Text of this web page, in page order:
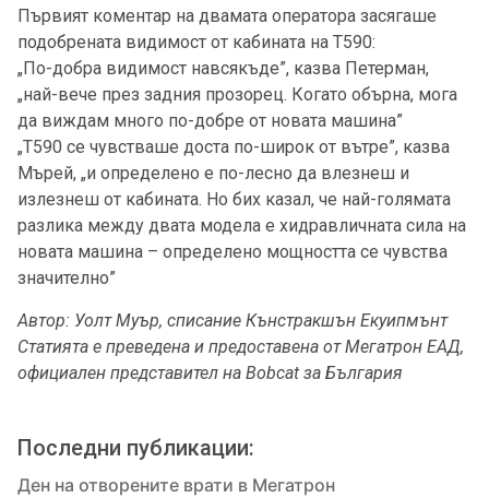
Първият коментар на двамата оператора засягаше
подобрената видимост от кабината на Т590:
„По-добра видимост навсякъде”, казва Петерман,
„най-вече през задния прозорец. Когато обърна, мога
да виждам много по-добре от новата машина”
„Т590 се чувстваше доста по-широк от вътре”, казва
Мърей, „и определено е по-лесно да влезнеш и
излезнеш от кабината. Но бих казал, че най-голямата
разлика между двата модела е хидравличната сила на
новата машина – определено мощността се чувства
значително”
Автор: Уолт Муър, списание Кънстракшън Екуипмънт
Статията е преведена и предоставена от Мегатрон ЕАД,
официален представител на Bobcat за България
Последни публикации:
Ден на отворените врати в Мегатрон